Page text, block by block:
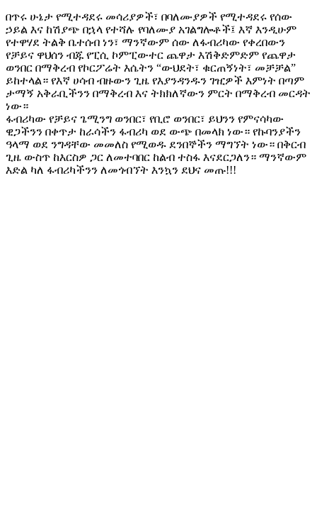
በጥሩ ሁኔታ የሚተዳደሩ መሳሪያዎች፣ በባለሙያዎች የሚተዳደሩ የሰው
ኃይል እና ከሽያጭ በኋላ የተሻሉ የባለሙያ አገልግሎቶች፤ እኛ እንዲሁም
የተዋሃደ ትልቅ ቤተሰብ ነን፣ ማንኛውም ሰው ለፋብሪካው የቀረበውን
የቻይና ዋህሰን ብጁ የፒሲ ኮምፒውተር ጨዋታ እሽቅድምድም የጨዋታ
ወንበር በማቅረብ የኮርፖሬት እሴትን “ውህደት፣ ቁርጠኝነት፣ መቻቻል”
ይከተላል። የእኛ ሀሳብ ብዙውን ጊዜ የእያንዳንዱን ገዢዎች እምነት በጣም
ታማኝ አቅራቢችንን በማቅረብ እና ትክክለኛውን ምርት በማቅረብ መርዳት
ነው።
ፋብሪካው የቻይና ጌሚንግ ወንበር፣ የቢሮ ወንበር፣ ይህንን የምናሳካው
ዊጋችንን በቀጥታ ከራሳችን ፋብሪካ ወደ ውጭ በመላክ ነው። የኩባንያችን
ዓላማ ወደ ንግዳቸው መመለስ የሚወዱ ደንበኞችን ማግኘት ነው። በቅርብ
ጊዜ ውስጥ ከእርስዎ ጋር ለመተባበር ከልብ ተስፋ እናደርጋለን። ማንኛውም
እድል ካለ ፋብሪካችንን ለመጎብኘት እንኳን ደህና መጡ!!!